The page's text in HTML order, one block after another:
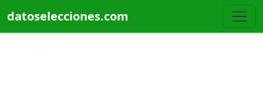
datoselecciones.com